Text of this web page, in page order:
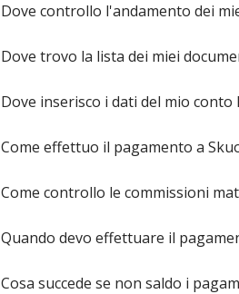
Dove controllo l'andamento dei
Dove trovo la lista dei miei
Dove inserisco i dati del mio
Come effettuo il pagamento a
Come controllo le commissioni
Quando devo effettuare il
Cosa succede se non saldo i